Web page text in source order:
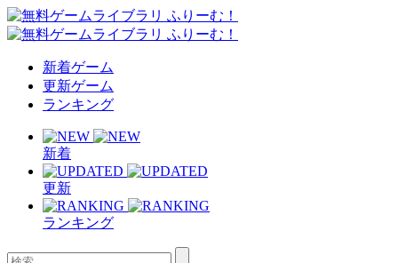
新着ゲーム
更新ゲーム
ランキング
新着
更新
ランキング